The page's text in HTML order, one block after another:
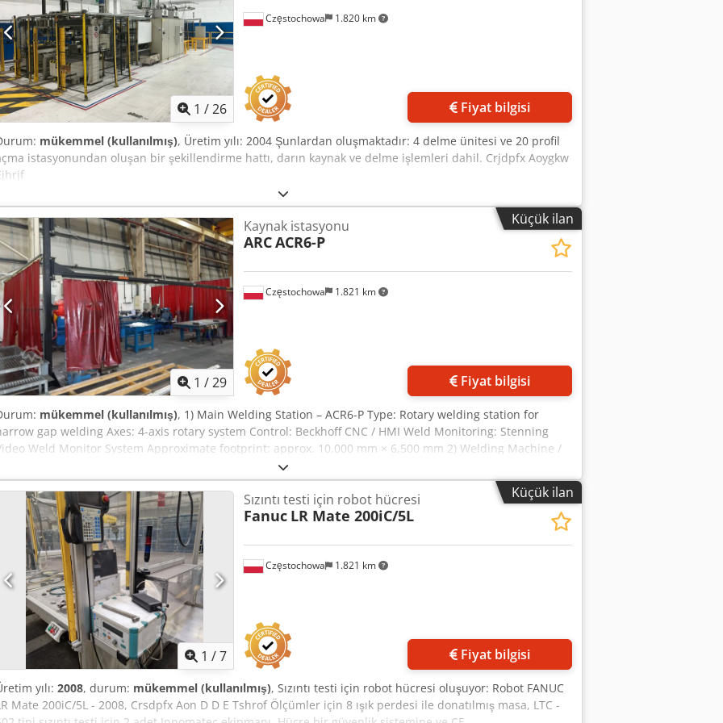
mevcuttur. Antistatik koruma ile dikkatlice paketlenecektir.
1 /26
Częstochowa 1.820 km
Fiyat bilgisi
mükemmel (kullanılmış), Üretim yılı: 2004 Şunlardan oluşmaktadır: 4 delme ünitesi ve 20 profil
istasyonundan oluşan bir şekillendirme hattı, darın kaynak ve delme işlemleri dahil. Crjdpfx Aoygkw
Küçük ilan
1 /29
Częstochowa 1.821 km
Kaynak istasyonu
ARCACR6-P
Fiyat bilgisi
mükemmel (kullanılmış), 1) Main Welding Station – ACR6-P Type: Rotary welding station for
gap welding Axes: 4-axis rotary system Control: Beckhoff CNC / HMI Weld Monitoring: Stenning
Weld Monitor System Approximate footprint: approx. 10,000 mm × 6,500 mm 2) Welding Machine /
Source Miller XMT 456 CC/CV — backup unit Type: CC/CV welding power source (MMA / MIG / FCAW
– depending on configuration) Type: Multiprocessing Power Supply: 400 V (via attached transformer)
Ahsx Upf Sorerf 3) Power Transformer Voltage: 400 V Dimensions: 970 × 760 × 1,200 mm (H)
power supply for machines in the welding station 4) Power Outlets Quantity: 3 × 415 V
on aluminum frame 5) Welding Lathe Dimensions: 3,000 mm × 1,200 mm × 780 mm (H)
rotation of component for circumferential / narrow gap welding 6) Heavy Duty Work Table
900 mm × 600 mm × 600 mm (H) Construction: heavy-duty, workshop type 7) Curtains and
System Welding curtains: included KEMPER system: adjustable, 50 kg, wide adjustment range
Küçük ilan
1 /7
Częstochowa 1.821 km
Sızıntı testi için robot hücresi
Fanuc LR Mate 200iC/5L
Fiyat bilgisi
yılı: 2008, durum: mükemmel (kullanılmış), Sızıntı testi için robot hücresi oluşuyor: Robot FANUC
Mate 200iC/5L - 2008, Crsdpfx Aon D D E Tshrof Ölçümler için 8 ışık perdesi ile donatılmış masa, LTC -